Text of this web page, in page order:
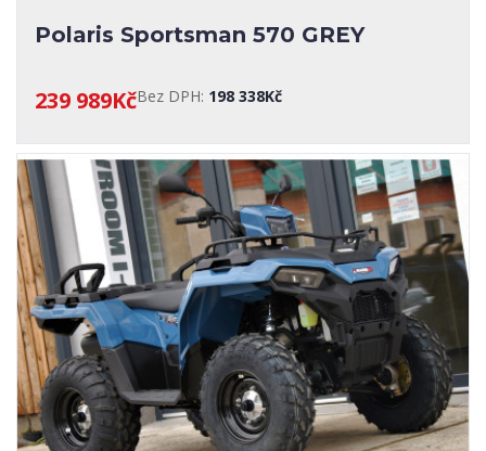
Polaris Sportsman 570 GREY
239 989KčBez DPH: 198 338Kč